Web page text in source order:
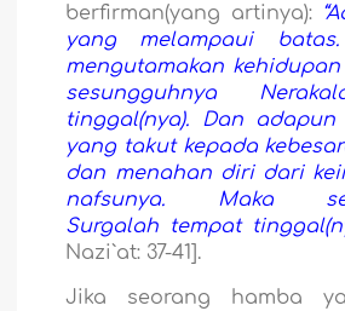
berfirman(yang artinya):
yang melampaui
mengutamakan
sesungguhnya
tinggal(nya). Dan
yang takut kepada
dan menahan diri dari
nafsunya. Maka
Surgalah tempat
Nazi`at: 37-41].
Jika seorang hamba